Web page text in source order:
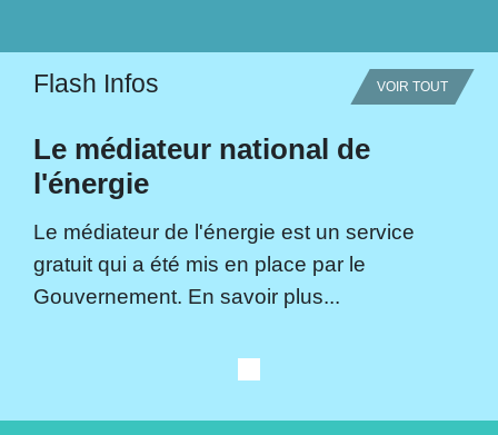
Flash Infos VOIR TOUT
Le médiateur national de
l'énergie
Le médiateur de l'énergie est un service
gratuit qui a été mis en place par le
Gouvernement. En savoir plus...